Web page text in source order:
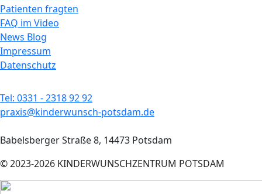
Patienten fragten
FAQ im Video
News Blog
Impressum
Datenschutz
Tel: 0331 - 2318 92 92
praxis@kinderwunsch-potsdam.de
Babelsberger Straße 8, 14473 Potsdam
© 2023-2026 KINDERWUNSCHZENTRUM POTSDAM